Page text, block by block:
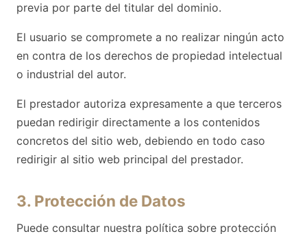
previa por parte del titular del dominio.
El usuario se compromete a no realizar ningún acto
en contra de los derechos de propiedad intelectual
o industrial del autor.
El prestador autoriza expresamente a que terceros
puedan redirigir directamente a los contenidos
concretos del sitio web, debiendo en todo caso
redirigir al sitio web principal del prestador.
3. Protección de Datos
Puede consultar nuestra política sobre protección